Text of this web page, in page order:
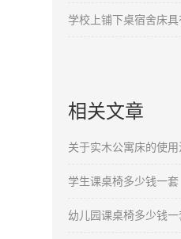
学校上铺下桌宿舍床具
相关文章
学生课桌椅多少钱一套
幼儿园课桌椅多少钱一